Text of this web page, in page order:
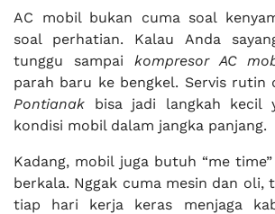
AC mobil bukan cuma soal
soal perhatian. Kalau Anda
tunggu sampai kompresor AC
parah baru ke bengkel. Servis rutin
Pontianak bisa jadi langkah kecil
kondisi mobil dalam jangka panjang.
Kadang, mobil juga butuh “me
berkala. Nggak cuma mesin dan oli,
tiap hari kerja keras menjaga